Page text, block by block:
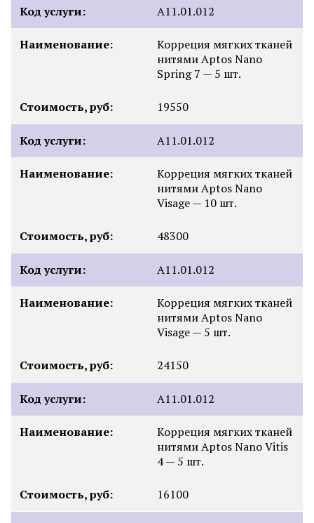
Код услуги: A11.01.012
Наименование:
Корреция мягких тканей
нитями Aptos Nano
Spring 7 — 5 шт.
Стоимость, руб: 19550
Код услуги: A11.01.012
Наименование:
Корреция мягких тканей
нитями Aptos Nano
Visage — 10 шт.
Стоимость, руб: 48300
Код услуги: A11.01.012
Наименование:
Корреция мягких тканей
нитями Aptos Nano
Visage — 5 шт.
Стоимость, руб: 24150
Код услуги: A11.01.012
Наименование:
Корреция мягких тканей
нитями Aptos Nano Vitis
4 — 5 шт.
Стоимость, руб: 16100